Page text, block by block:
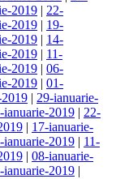
2019 | 22-
2019 | 19-
2019 | 14-
2019 | 11-
2019 | 06-
2019 | 01-
| 29-ianuarie-
ianuarie-2019 | 22-
| 17-ianuarie-
ianuarie-2019 | 11-
| 08-ianuarie-
ianuarie-2019 |